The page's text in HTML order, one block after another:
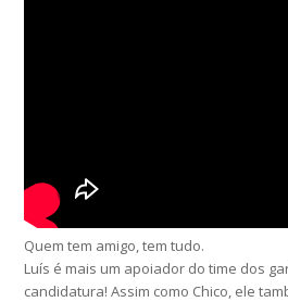
Quem tem amigo, tem tudo.
Luís é mais um apoiador do time dos
candidatura! Assim como Chico, ele